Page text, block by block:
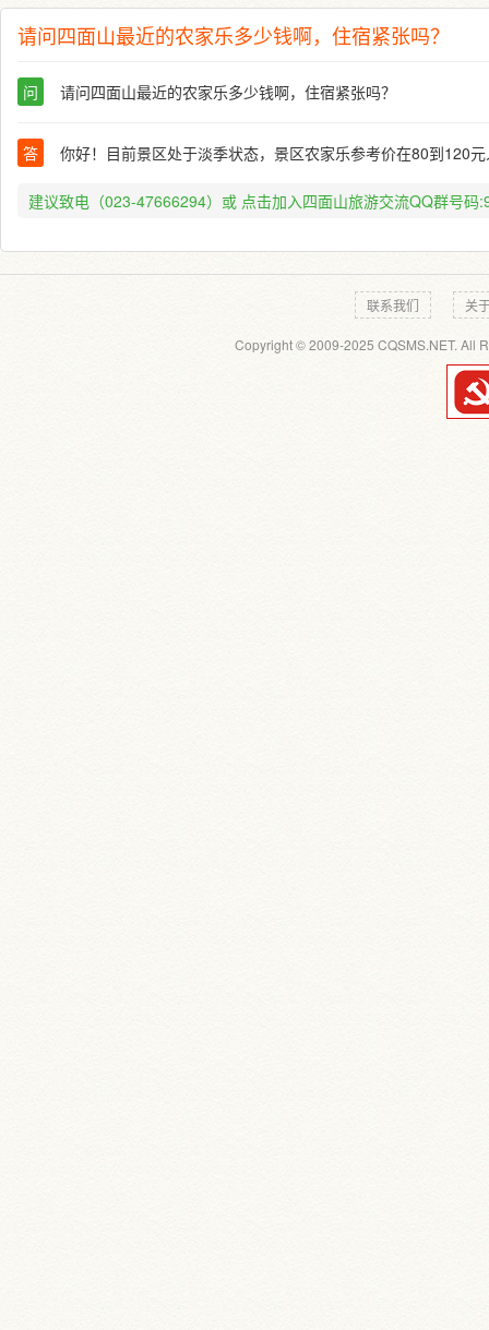
请问四面山最近的农家乐多少钱啊，住宿紧张吗？
问 请问四面山最近的农家乐多少钱啊，住宿紧张吗？
答 你好！目前景区处于淡季状态，景区农家乐参考价在80到120
建议致电（023-47666294）或 点击加入四面山旅游交流QQ群号码
联系我们 关
Copyright © 2009-2025 CQSMS.NET. All